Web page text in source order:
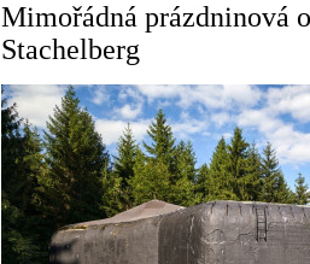
Mimořádná prázdninová
Stachelberg